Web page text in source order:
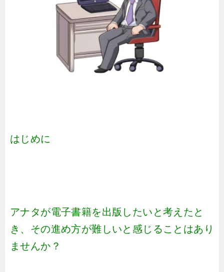
はじめに
アナタが電子書籍を出版したいと考えたと
き、その進め方が難しいと感じることはあり
ませんか？